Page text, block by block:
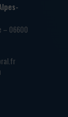
– 06600